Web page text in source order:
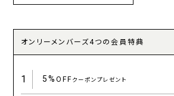
オンリーメンバーズ4つの会員特典
1 5%OFFクーポンプレゼント